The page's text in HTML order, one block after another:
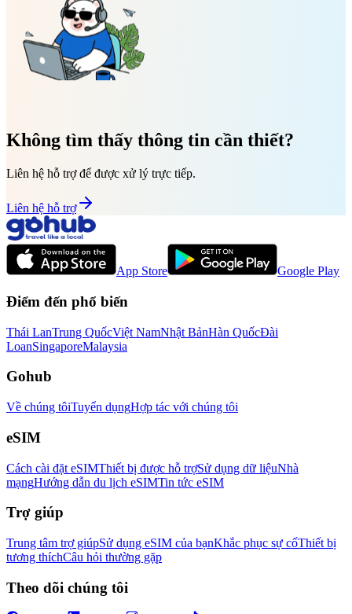
Không tìm thấy thông tin cần thiết?
Liên hệ hỗ trợ để được xử lý trực tiếp.
Liên hệ hỗ trợ
App Store Google Play
Điểm đến phổ biến
Thái LanTrung QuốcViệt NamNhật BảnHàn QuốcĐài
LoanSingaporeMalaysia
Gohub
Về chúng tôiTuyển dụngHợp tác với chúng tôi
eSIM
Cách cài đặt eSIMThiết bị được hỗ trợSử dụng dữ liệuNhà
mạngHướng dẫn du lịch eSIMTin tức eSIM
Trợ giúp
Trung tâm trợ giúpSử dụng eSIM của bạnKhắc phục sự cốThiết bị
tương thíchCâu hỏi thường gặp
Theo dõi chúng tôi